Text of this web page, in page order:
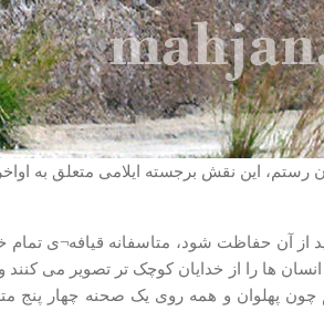
این نقش برجسته ایلامی متعلق به
آن حفاظت شود، متاسفانه قیافه¬ی تمام
ها را از خدایان کوچک تر تصویر می
چون پهلوان و همه روی یک صحنه چهار